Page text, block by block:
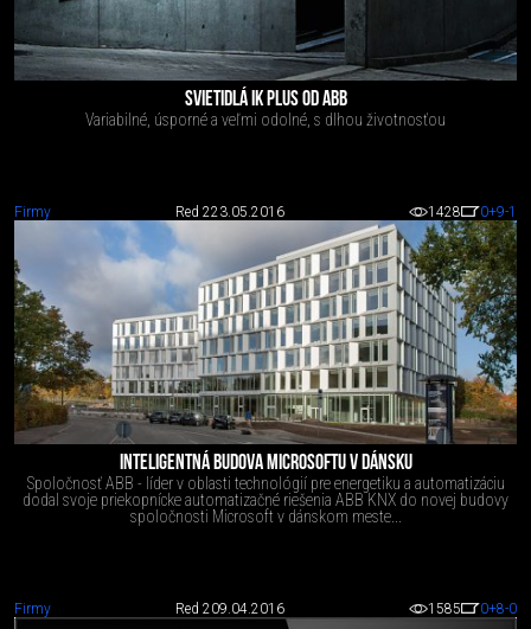
SVIETIDLÁ IK PLUS OD ABB
Variabilné, úsporné a veľmi odolné, s dlhou životnosťou
Firmy Red 223.05.2016 1428 0+9-1
INTELIGENTNÁ BUDOVA MICROSOFTU V DÁNSKU
Spoločnosť ABB - líder v oblasti technológií pre energetiku a automatizáciu
dodal svoje priekopnícke automatizačné riešenia ABB KNX do novej budovy
spoločnosti Microsoft v dánskom meste...
Firmy Red 209.04.2016 1585 0+8-0